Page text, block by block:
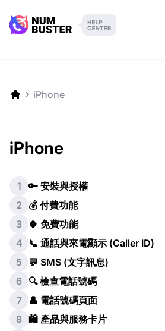
iPhone
iPhone
1
🔑 安裝與授權
2
💰 付費功能
3
🍀 免費功能
4
📞 通話與來電顯示 (Caller ID)
5
💬 SMS (文字訊息)
6 🔍 檢查電話號碼
7
👤 電話號碼頁面
8 🛍️ 產品與服務卡片